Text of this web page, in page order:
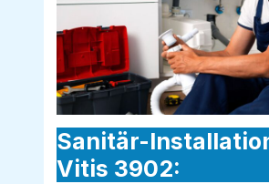
Sanitär-
Vitis 3902: